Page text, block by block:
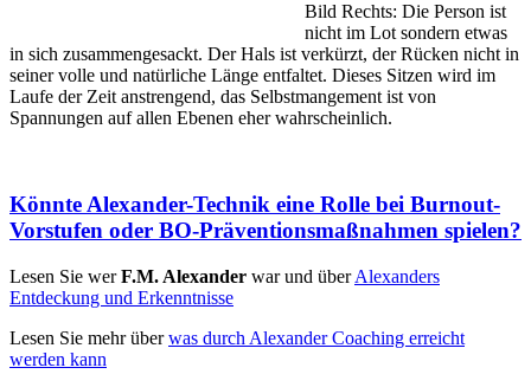
Bild Rechts: Die Person ist
nicht im Lot sondern etwas
in sich zusammengesackt. Der Hals ist verkürzt, der Rücken nicht in
seiner volle und natürliche Länge entfaltet. Dieses Sitzen wird im
Laufe der Zeit anstrengend, das Selbstmangement ist von
Spannungen auf allen Ebenen eher wahrscheinlich.
Könnte Alexander-Technik eine Rolle bei Burnout-
Vorstufen oder BO-Präventionsmaßnahmen spielen?
Lesen Sie werF.M. Alexander war und überAlexanders
Entdeckung und Erkenntnisse
Lesen Sie mehr überwas durch Alexander Coaching erreicht
werden kann